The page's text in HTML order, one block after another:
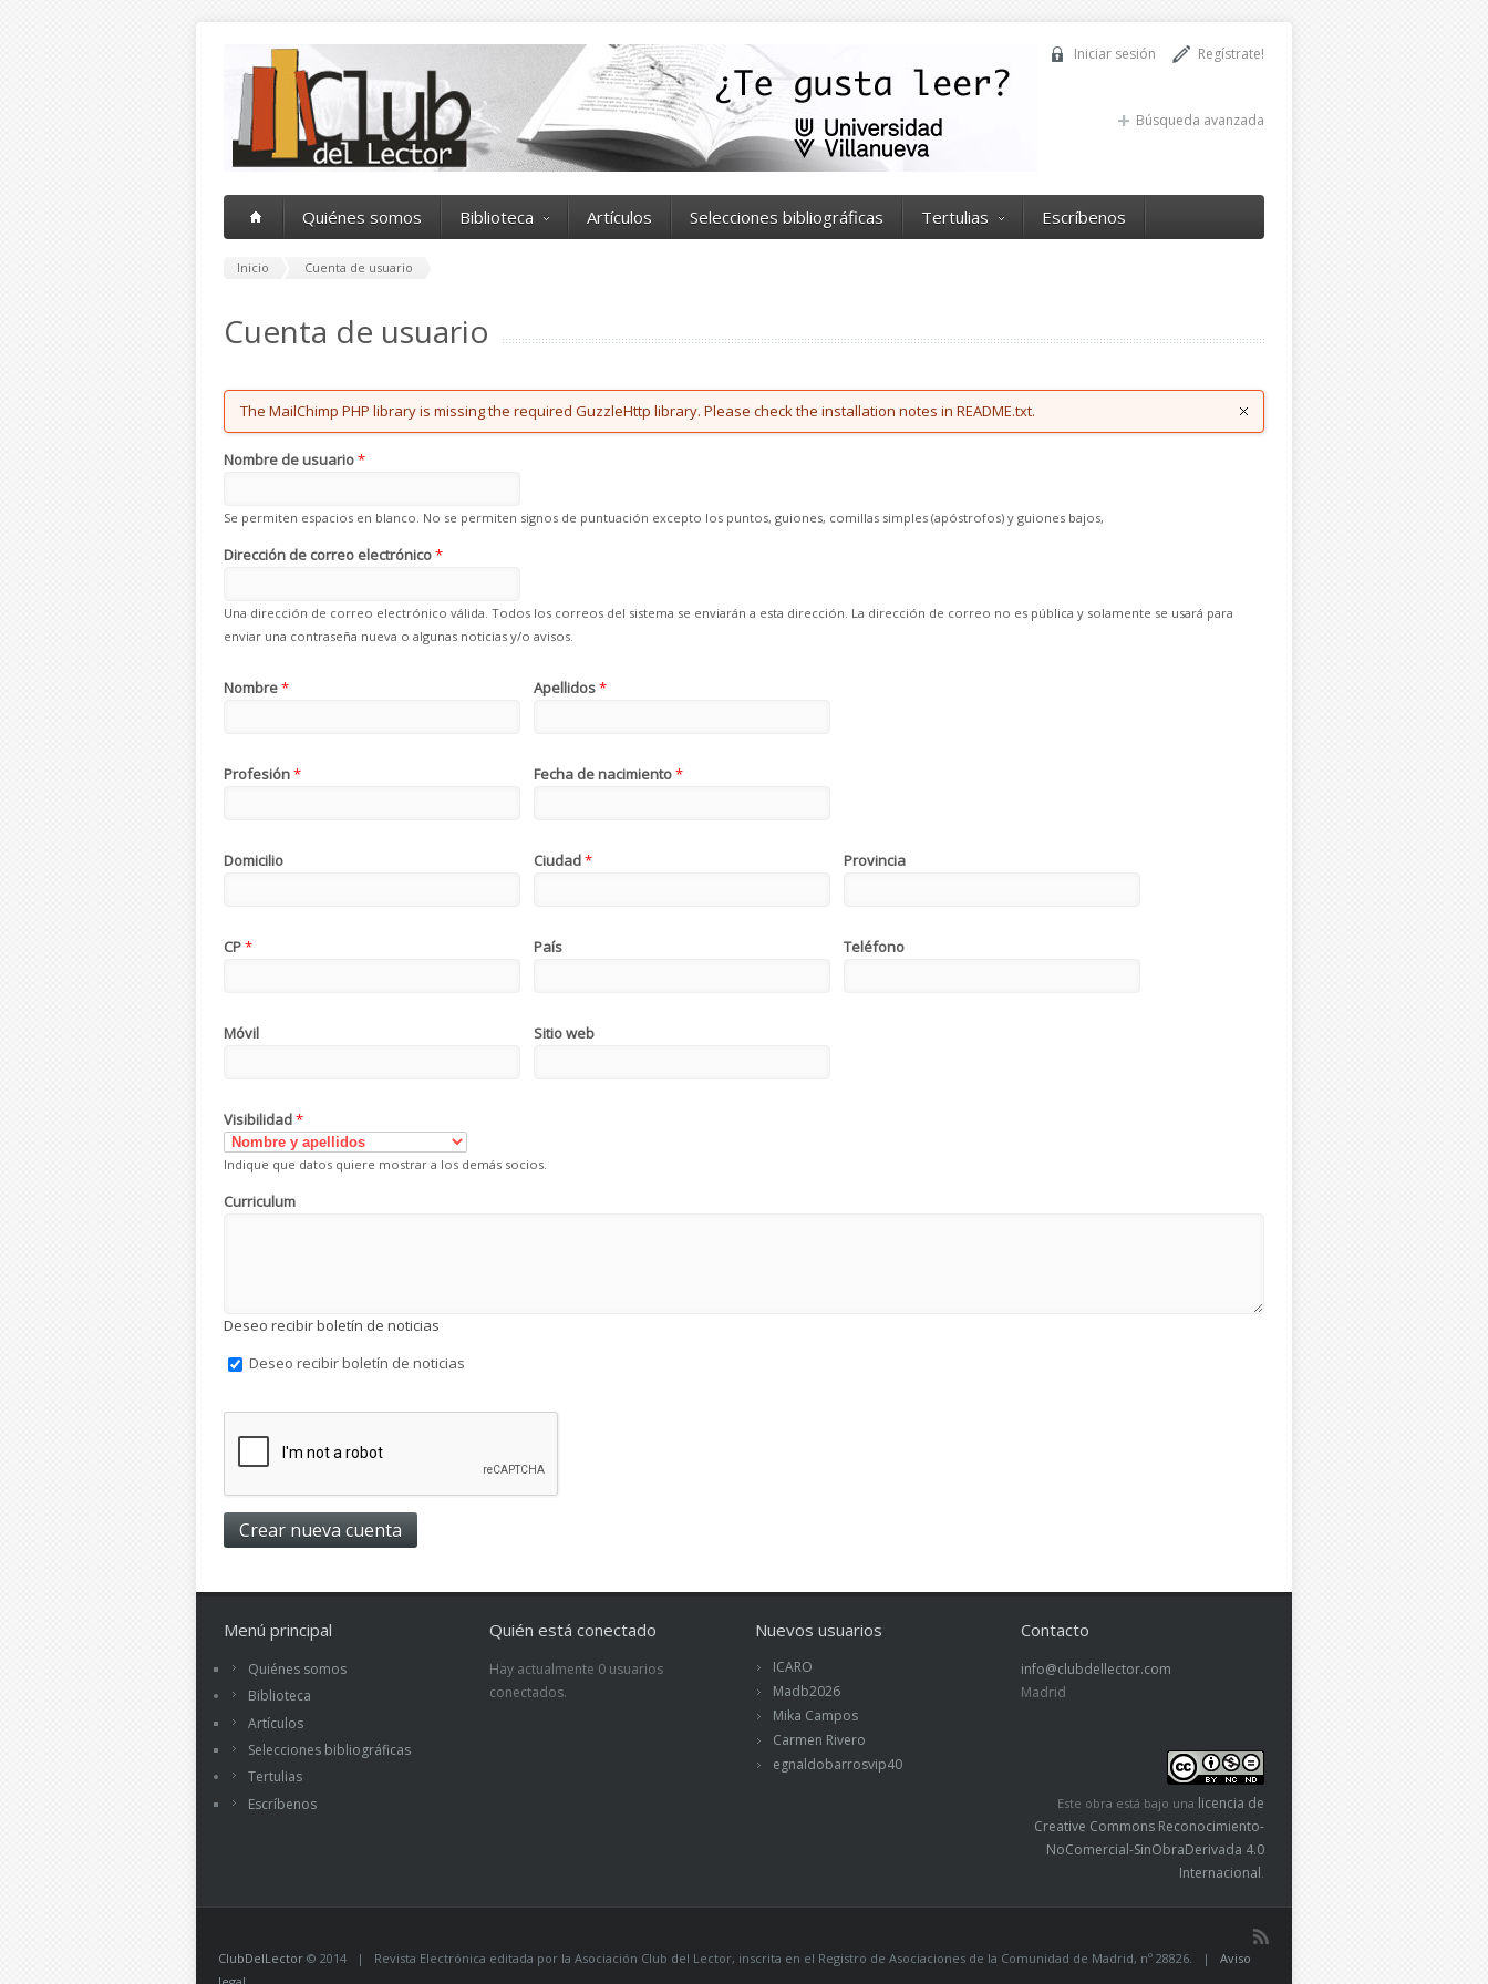
Regístrate!
Iniciar sesión
Búsqueda avanzada
Quiénes somos Biblioteca Artículos Selecciones bibliográficas Tertulias Escríbenos
Inicio Cuenta de usuario
Cuenta de usuario
Error message
The MailChimp PHP library is missing the required GuzzleHttp library. Please check the installation notes in README.txt.
Nombre de usuario*
Se permiten espacios en blanco. No se permiten signos de puntuación excepto los puntos, guiones, comillas simples (apóstrofos) y guiones bajos,
Dirección de correo electrónico*
Una dirección de correo electrónico válida. Todos los correos del sistema se enviarán a esta dirección. La dirección de correo no es pública y solamente se usará para
enviar una contraseña nueva o algunas noticias y/o avisos.
Nombre* Apellidos*
Profesión* Fecha de nacimiento*
Domicilio Ciudad* Provincia
CP* País Teléfono
Móvil Sitio web
Visibilidad*
Indique que datos quiere mostrar a los demás socios.
Curriculum
Deseo recibir boletín de noticias
Deseo recibir boletín de noticias
Menú principal
Quiénes somos
Biblioteca
Artículos
Selecciones bibliográficas
Tertulias
Escríbenos
Quién está conectado
Hay actualmente 0 usuarios
conectados.
Nuevos usuarios
ICARO
Madb2026
Mika Campos
Carmen Rivero
egnaldobarrosvip40
Contacto
info@clubdellector.com
Madrid
Este obra está bajo una licencia de
Creative Commons Reconocimiento-
NoComercial-SinObraDerivada 4.0
Internacional
ClubDelLector © 2014 | Revista Electrónica editada por la Asociación Club del Lector, inscrita en el Registro de Asociaciones de la Comunidad de Madrid, nº 28826. | Aviso